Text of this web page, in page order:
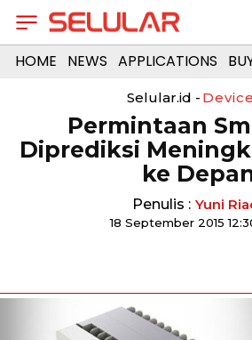
HOME NEWS APPLICATIONS
Selular.id -
Permintaan
Diprediksi
ke
Penulis : Yuni
18 September 2015